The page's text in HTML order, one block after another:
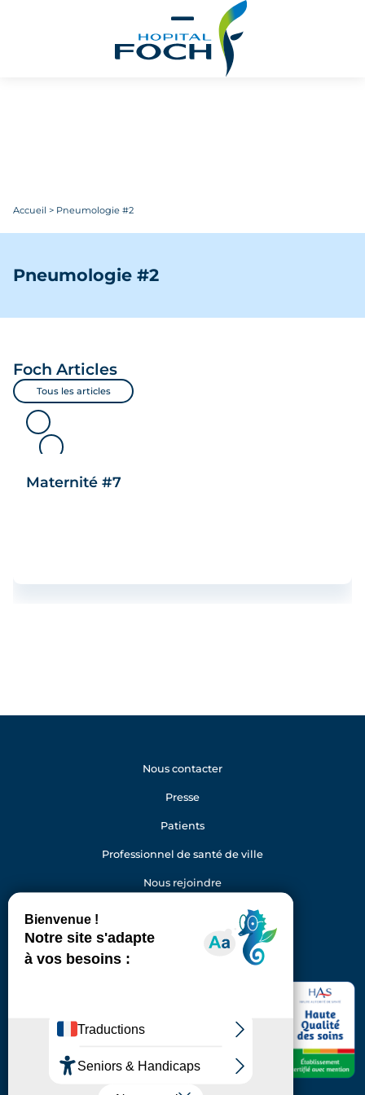
Accueil > Pneumologie #2
Pneumologie #2
Foch Articles
Tous les articles
Maternité #7
92150 Suresnes
Standard : 01 46 25 20 00
Nous contacter
Presse
Patients
Professionnel de santé de ville
Nous rejoindre
LinkedInInstagram